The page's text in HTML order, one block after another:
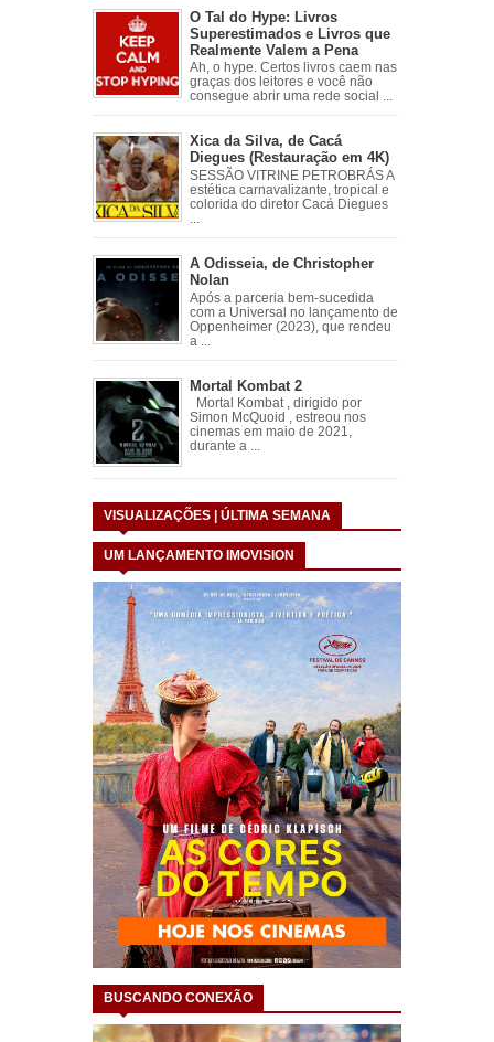
O Tal do Hype: Livros
Superestimados e Livros que
Realmente Valem a Pena
Ah, o hype. Certos livros caem nas
graças dos leitores e você não
consegue abrir uma rede social ...
Xica da Silva, de Cacá
Diegues (Restauração em 4K)
SESSÃO VITRINE PETROBRÁS A
estética carnavalizante, tropical e
colorida do diretor Cacá Diegues
A Odisseia, de Christopher
Nolan
Após a parceria bem-sucedida
com a Universal no lançamento de
Oppenheimer (2023), que rendeu
a ...
Mortal Kombat 2
Mortal Kombat , dirigido por
Simon McQuoid , estreou nos
cinemas em maio de 2021,
durante a ...
VISUALIZAÇÕES | ÚLTIMA SEMANA
UM LANÇAMENTO IMOVISION
BUSCANDO CONEXÃO